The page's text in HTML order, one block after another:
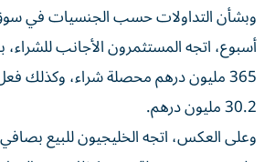
وبشأن التداولات حسب الجنسيات في
أسبوع، اتجه المستثمرون الأجانب
365 مليون درهم محصلة شراء، وكذلك
30.2 مليون درهم.